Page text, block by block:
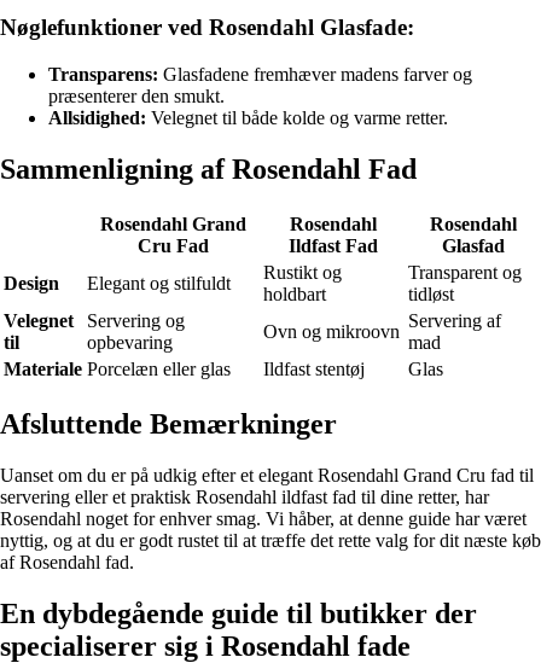
Nøglefunktioner ved Rosendahl Glasfade:
Transparens: Glasfadene fremhæver madens farver og
præsenterer den smukt.
Allsidighed: Velegnet til både kolde og varme retter.
Sammenligning af Rosendahl Fad
Rosendahl Grand
Cru Fad
Rosendahl
Ildfast Fad
Rosendahl
Glasfad
Design
Elegant og stilfuldt
Rustikt og
holdbart
Transparent og
tidløst
Velegnet
til
Servering og
opbevaring
Ovn og mikroovn
Servering af
mad
Materiale Porcelæn eller glas Ildfast stentøj Glas
Afsluttende Bemærkninger
Uanset om du er på udkig efter et elegant Rosendahl Grand Cru fad til
servering eller et praktisk Rosendahl ildfast fad til dine retter, har
Rosendahl noget for enhver smag. Vi håber, at denne guide har været
nyttig, og at du er godt rustet til at træffe det rette valg for dit næste køb
af Rosendahl fad.
En dybdegående guide til butikker der
specialiserer sig i Rosendahl fade